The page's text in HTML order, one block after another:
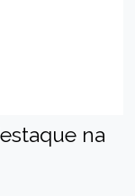
na